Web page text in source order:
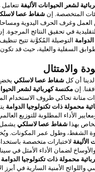
لشعر الحيوانات الأليفة
المتخصصة. إن شفاط عصا
وغرف الحرف اليدوية
في تحقيق النتائج المرجوة.
التوصيلة المُكوَّنة تتيح
السفلية والعلية، حيث قد تكون
والامتثال
أن كل شفاط عصا لاسلكي
إن مكنسة كهربائية لشعر
متانة تحاكي ظروف الاستخدام
محمولة ذات تكنولوجيا الدوامة
الأداء المطلوبة للتوزيع
بهذا شفاط عصا لاسلكي يشمل
قوة الشفط، وطول عمر المكونات.
الأليفة لاختبارات متخصصة
لضمان الأداء الأمثل في
محمولة ذات تكنولوجيا الدوامة
واللوائح الأمنية السارية في أبرز